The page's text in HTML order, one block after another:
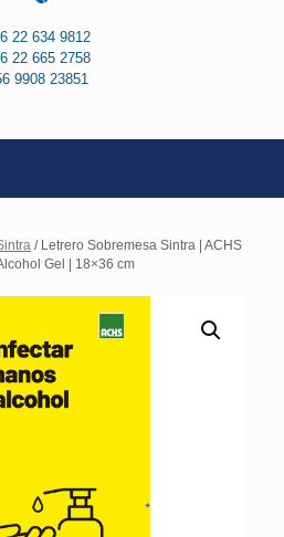
22 634 9812
22 665 2758
9908 23851
/ Letrero Sobremesa Sintra | ACHS
Gel | 18×36 cm